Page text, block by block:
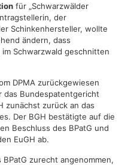
für „Schwarzwälder
der
Schinkenhersteller, wollte
ändern, dass
Schwarzwald geschnitten
DPMA zurückgewiesen
das Bundespatentgericht
zunächst zurück an das
Der BGH bestätigte auf die
Beschluss des BPatG und
EuGH ab.
zurecht angenommen,